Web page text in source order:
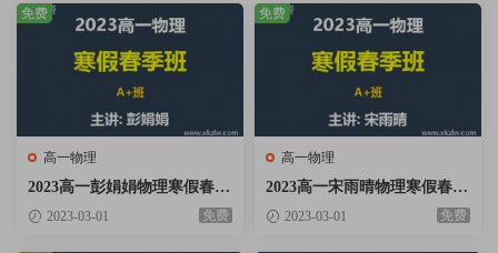
高一物理
2023高一彭娟娟物理寒假春季
A+班网课视频资料百度云网
2023-03-01 免费
免费
高一物理
2023高一宋雨晴物理寒假春季
A+班网课视频资料百度云网
2023-03-01 免费
免费